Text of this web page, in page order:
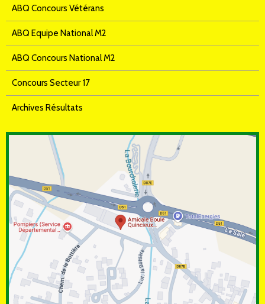
ABQ Concours Vétérans
ABQ Equipe National M2
ABQ Concours National M2
Concours Secteur 17
Archives Résultats